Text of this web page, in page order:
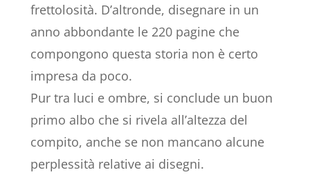
frettolosità. D’altronde, disegnare in un
anno abbondante le 220 pagine che
compongono questa storia non è certo
impresa da poco.
Pur tra luci e ombre, si conclude un buon
primo albo che si rivela all’altezza del
compito, anche se non mancano alcune
perplessità relative ai disegni.